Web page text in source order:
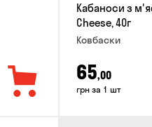
Кабаноси з м'яса птиці «Дмитрук»
Cheese, 40г
Ковбаски
65,00
грн за 1 шт